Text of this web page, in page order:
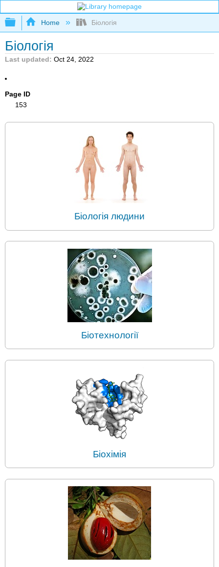
Expand/collapse global hierarchy
Home Біологія
Біологія
Last updated Oct 24, 2022
Page ID
153
Біологія людини
Біотехнології
Біохімія